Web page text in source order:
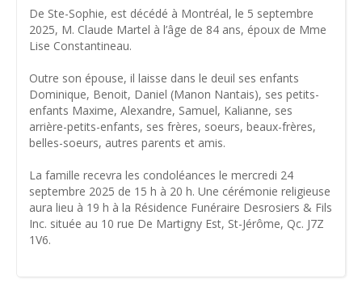
De Ste-Sophie, est décédé à Montréal, le 5 septembre
2025, M. Claude Martel à l’âge de 84 ans, époux de Mme
Lise Constantineau.
Outre son épouse, il laisse dans le deuil ses enfants
Dominique, Benoit, Daniel (Manon Nantais), ses petits-
enfants Maxime, Alexandre, Samuel, Kalianne, ses
arrière-petits-enfants, ses frères, soeurs, beaux-frères,
belles-soeurs, autres parents et amis.
La famille recevra les condoléances le mercredi 24
septembre 2025 de 15 h à 20 h. Une cérémonie religieuse
aura lieu à 19 h à la Résidence Funéraire Desrosiers & Fils
Inc. située au 10 rue De Martigny Est, St-Jérôme, Qc. J7Z
1V6.